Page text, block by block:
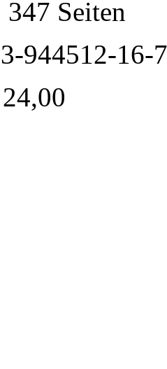
347 Seiten
944512-16-7